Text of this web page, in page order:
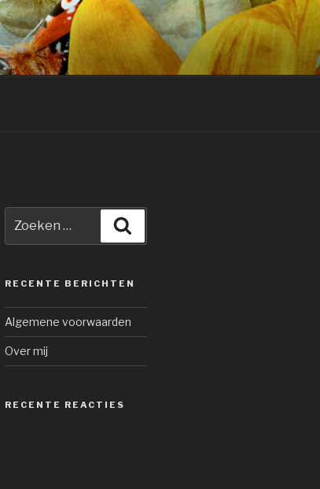
naar:
RECENTE BERICHTEN
Algemene voorwaarden
Over mij
RECENTE REACTIES